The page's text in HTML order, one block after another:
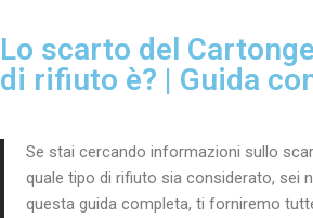
Lo scarto del
di rifiuto è? | Guida
Se stai cercando informazioni sullo
quale tipo di rifiuto sia considerato, sei
questa guida completa, ti forniremo